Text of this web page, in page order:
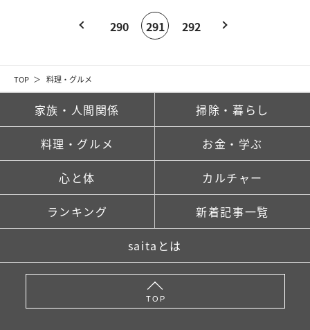
TOP 料理・グルメ
290 291 292
家族・人間関係 掃除・暮らし
料理・グルメ お金・学ぶ
心と体 カルチャー
ランキング 新着記事一覧
saitaとは
TOP